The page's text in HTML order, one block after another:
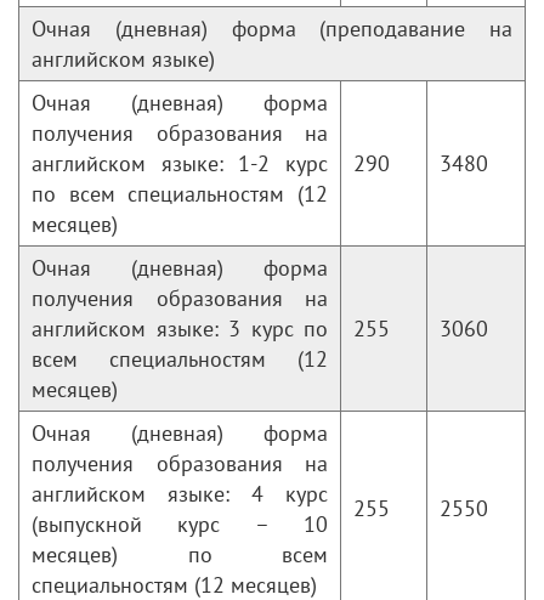
Очная (дневная) форма (преподавание на
английском языке)
Очная (дневная) форма
получения образования на
английском языке: 1-2 курс
по всем специальностям (12
месяцев)
290 3480
Очная (дневная) форма
получения образования на
английском языке: 3 курс по
всем специальностям (12
месяцев)
255 3060
Очная (дневная) форма
получения образования на
английском языке: 4 курс
(выпускной курс – 10
месяцев) по всем
специальностям (12 месяцев)
255 2550